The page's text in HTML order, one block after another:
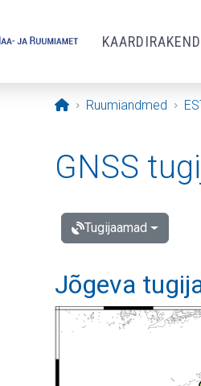
Avaleht
Ruumiandmed
GNSS
Tugijaamad
Jõgeva